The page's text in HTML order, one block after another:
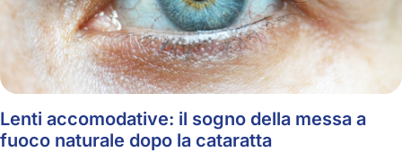
Lenti accomodative: il sogno della messa a
fuoco naturale dopo la cataratta